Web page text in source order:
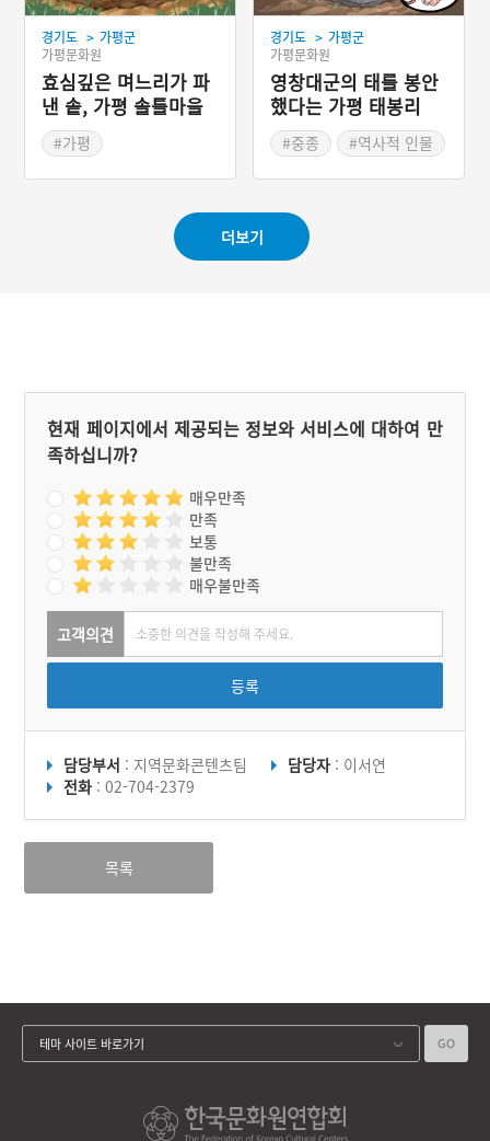
경기도 > 가평군
가평문화원
효심깊은 며느리가 파
낸 솥, 가평 솔틀마을
#가평
경기도 > 가평군
가평문화원
영창대군의 태를 봉안
했다는 가평 태봉리
#중종
#역사적 인물
더보기
현재 페이지에서 제공되는 정보와 서비스에 대하여 만
족하십니까?
매우만족
만족
보통
불만족
매우불만족
고객의견
등록
담당부서 : 지역문화콘텐츠팀 담당자 : 이서연
전화 : 02-704-2379
목록
테마 사이트 바로가기 GO